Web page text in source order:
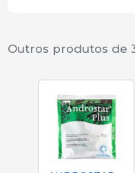
Outros produtos de